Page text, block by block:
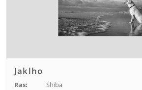
Jaklho
Ras: Shiba